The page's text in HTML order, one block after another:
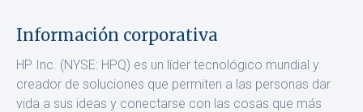
Información corporativa
HP Inc. (NYSE: HPQ) es un líder tecnológico mundial y
creador de soluciones que permiten a las personas dar
vida a sus ideas y conectarse con las cosas que más